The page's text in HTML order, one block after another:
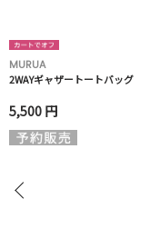
MURUA
2WAYギャザートートバッグ
5,500 円